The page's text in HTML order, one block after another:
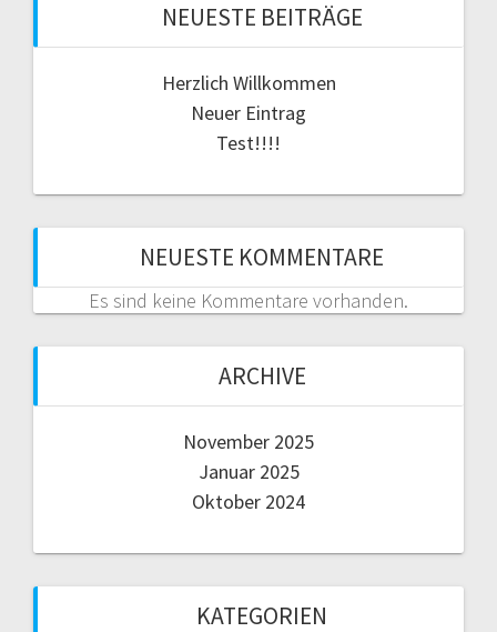
NEUESTE BEITRÄGE
Herzlich Willkommen
Neuer Eintrag
Test!!!!
NEUESTE KOMMENTARE
Es sind keine Kommentare vorhanden.
ARCHIVE
November 2025
Januar 2025
Oktober 2024
KATEGORIEN